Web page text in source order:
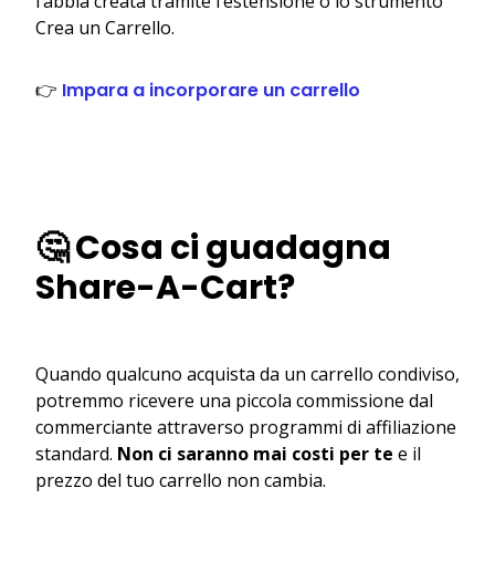
Crea un Carrello.
👉 Impara a incorporare un carrello
🤔 Cosa ci guadagna
Share-A-Cart?
Quando qualcuno acquista da un carrello condiviso,
potremmo ricevere una piccola commissione dal
commerciante attraverso programmi di affiliazione
standard. Non ci saranno mai costi per te e il
prezzo del tuo carrello non cambia.